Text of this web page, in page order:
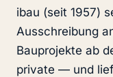
ibau (seit 1957)
Ausschreibung
Bauprojekte ab
private — und